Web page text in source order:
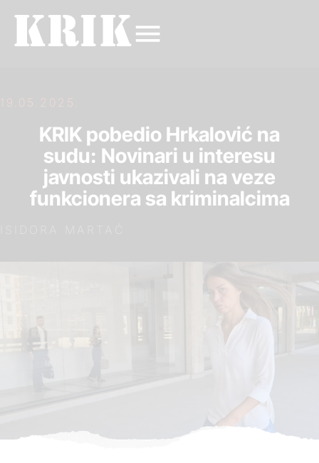
19.05.2025.
KRIK pobedio Hrkalović na
sudu: Novinari u interesu
javnosti ukazivali na veze
funkcionera sa kriminalcima